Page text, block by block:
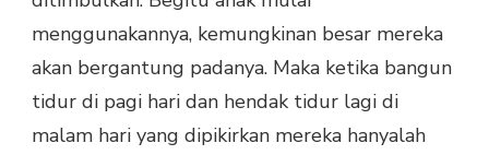
menggunakannya, kemungkinan besar mereka
akan bergantung padanya. Maka ketika bangun
tidur di pagi hari dan hendak tidur lagi di
malam hari yang dipikirkan mereka hanyalah